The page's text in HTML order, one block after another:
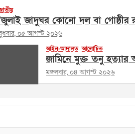
জাদুঘর কোনো দল বা গোষ্ঠীর
০৫ আগস্ট ২০২৬
আইন-আদালত আলোচিত
জামিনে মুক্ত তনু হত্যার
মঙ্গলবার, ০৪ আগস্ট ২০২৬